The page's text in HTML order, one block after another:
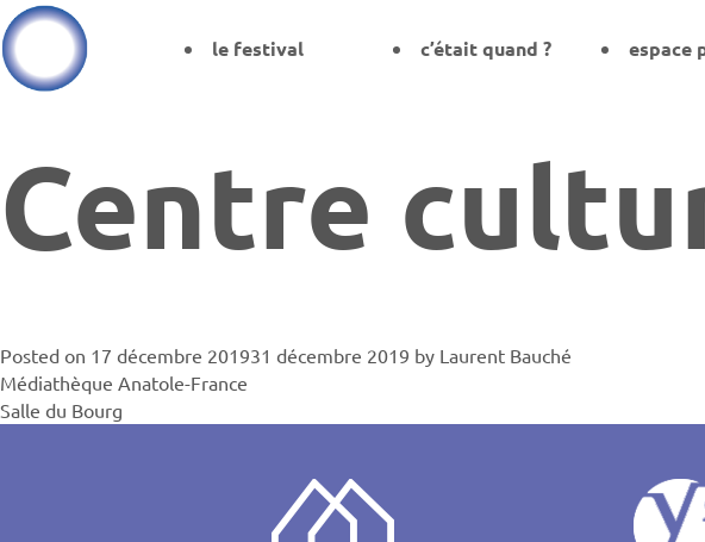
le festival c’était quand ? espace
Centre
Posted on 17 décembre 201931 décembre 2019 by Laurent Bauché
Navigation
Médiathèque Anatole-France
Salle du Bourg